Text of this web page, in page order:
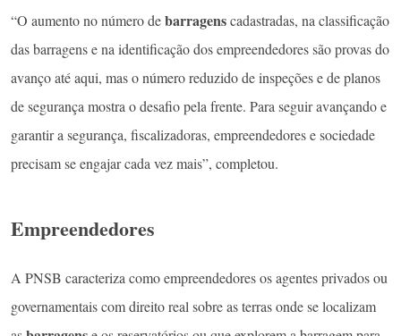
“O aumento no número debarragenscadastradas, na classificação
das barragens e na identificação dos empreendedores são provas do
avanço até aqui, mas o número reduzido de inspeções e de planos
de segurança mostra o desafio pela frente. Para seguir avançando e
garantir a segurança, fiscalizadoras, empreendedores e sociedade
precisam se engajar cada vez mais”, completou.
Empreendedores
A PNSB caracteriza como empreendedores os agentes privados ou
governamentais com direito real sobre as terras onde se localizam